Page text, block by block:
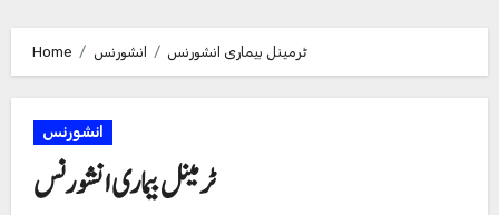
Home انشورنس ٹرمینل بیماری انشورنس
انشورنس
ٹرمینل بیماری انشورنس